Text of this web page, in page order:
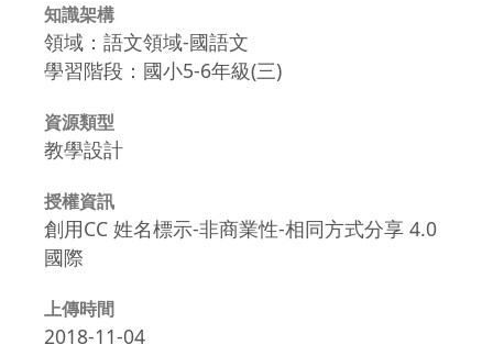
知識架構
領域：語文領域-國語文
學習階段：國小5-6年級(三)
資源類型
教學設計
授權資訊
創用CC 姓名標示-非商業性-相同方式分享 4.0
國際
上傳時間
2018-11-04